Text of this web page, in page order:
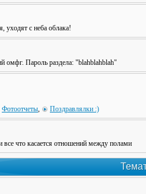
уходят с неба облака!
омфг. Пароль раздела: "blahblahblah"
Фотоотчеты, Поздравлялки :)
все что касается отношений между полами